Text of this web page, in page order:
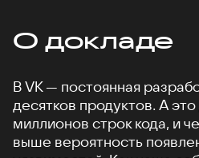
О докладе
В VK — постоянная
десятков продуктов. А
миллионов строк кода, и
выше вероятность